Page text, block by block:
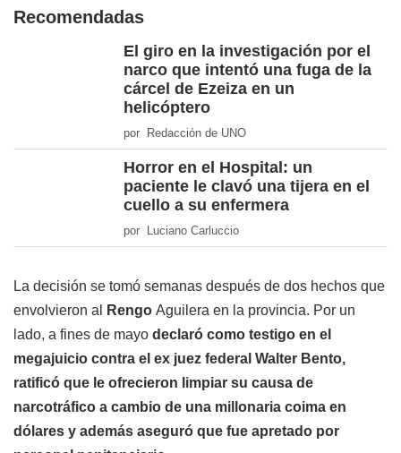
Recomendadas
El giro en la investigación por el
narco que intentó una fuga de la
cárcel de Ezeiza en un
helicóptero
por Redacción de UNO
Horror en el Hospital: un
paciente le clavó una tijera en el
cuello a su enfermera
por Luciano Carluccio
La decisión se tomó semanas después de dos hechos que
envolvieron al
Rengo Aguilera en la provincia. Por un
lado, a fines de mayo declaró como testigo en el
megajuicio contra el ex juez federal Walter Bento,
ratificó que le ofrecieron limpiar su causa de
narcotráfico a cambio de una millonaria coima en
dólares y además aseguró que fue apretado por